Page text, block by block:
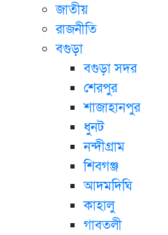
জাতীয়
রাজনীতি
বগুড়া
বগুড়া সদর
শেরপুর
শাজাহানপুর
ধুনট
নন্দীগ্রাম
শিবগঞ্জ
আদমদিঘি
কাহালু
গাবতলী